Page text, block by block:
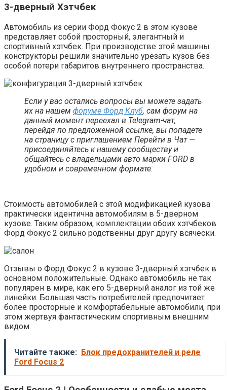
3-дверный Хэтчбек
Автомобиль из серии Форд Фокус 2 в этом кузове
представляет собой просторный, элегантный и
спортивный хэтчбек. При производстве этой машины
конструкторы решили значительно урезать кузов без
особой потери габаритов внутреннего пространства.
Если у вас остались вопросы вы можете задать
их на нашем форуме Форд Клуб, сам форум на
данный момент переехал в Telegram-чат,
перейдя по предложенной ссылке, вы попадете
на страницу с приглашением Перейти в Чат —
присоединяйтесь к нашему сообществу и
общайтесь с владельцами авто марки FORD в
удобном и современном формате.
Стоимость автомобилей с этой модификацией кузова
практически идентична автомобилям в 5-дверном
кузове. Таким образом, комплектации обоих хэтчбеков
Форд Фокус 2 сильно родственны друг другу всячески.
Отзывы о Форд Фокус 2 в кузове 3-дверный хэтчбек в
основном положительные. Однако автомобиль не так
популярен в мире, как его 5-дверный аналог из той же
линейки. Большая часть потребителей предпочитает
более просторные и комфортабельные автомобили, при
этом жертвуя фантастическим спортивным внешним
видом.
Читайте также: Блок предохранителей и реле
Ford Focus 2